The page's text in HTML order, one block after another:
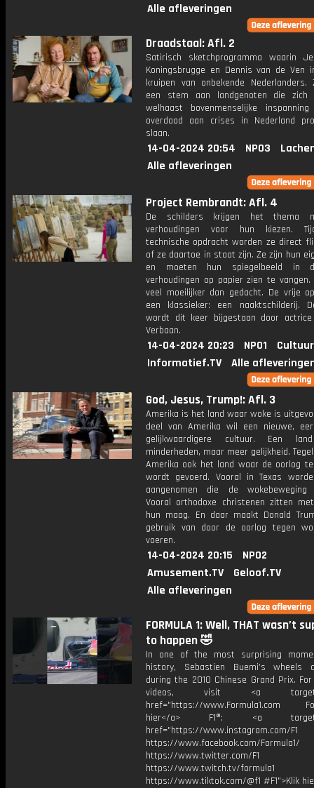
Alle afleveringen
Draadstaal: Afl. 2
Satirisch sketchprogramma waarin
Koningsbrugge en Dennis van de Ven
kruipen van onbekende Nederlanders.
een stem aan landgenoten die
welhaast bovenmenselijke
overdaad aan crises in Nederland
slaan.
14-04-2024 20:54 NPO3
Alle afleveringen
Project Rembrandt: Afl. 4
De schilders krijgen het thema
verhoudingen voor hun kiezen.
technische opdracht worden ze direct
of ze daartoe in staat zijn. Ze zijn hun
en moeten hun spiegelbeeld in
verhoudingen op papier zien te
veel moeilijker dan gedacht. De vrije
een klassieker: een naaktschilderij.
wordt dit keer bijgestaan door actrice
Verbaan.
14-04-2024 20:23 NPO1
Informatief.TV
Alle
God, Jesus, Trump!: Afl. 3
Amerika is het land waar woke is
deel van Amerika wil een nieuwe,
gelijkwaardigere cultuur. Een
minderheden, maar meer gelijkheid.
Amerika ook het land waar de oorlog
wordt gevoerd. Vooral in Texas
aangenomen die de wokebeweging
Vooral orthodoxe christenen zitten
hun maag. En daar maakt Donald
gebruik van door de oorlog tegen
voeren.
14-04-2024 20:15
NPO2
Amusement.TV
Geloof.TV
Alle afleveringen
FORMULA 1: Well, THAT wasn’t
to happen 🤣
In one of the most surprising
history, Sebastien Buemi’s wheels
during the 2010 Chinese Grand Prix. For
videos, visit <a
href="https://www.Formula1.com
hier</a> F1®: <a
href="https://www.instagram.com/F1
https://www.facebook.com/Formula1/
https://www.twitter.com/F1
https://www.twitch.tv/formula1
https://www.tiktok.com/@f1 #F1">Klik